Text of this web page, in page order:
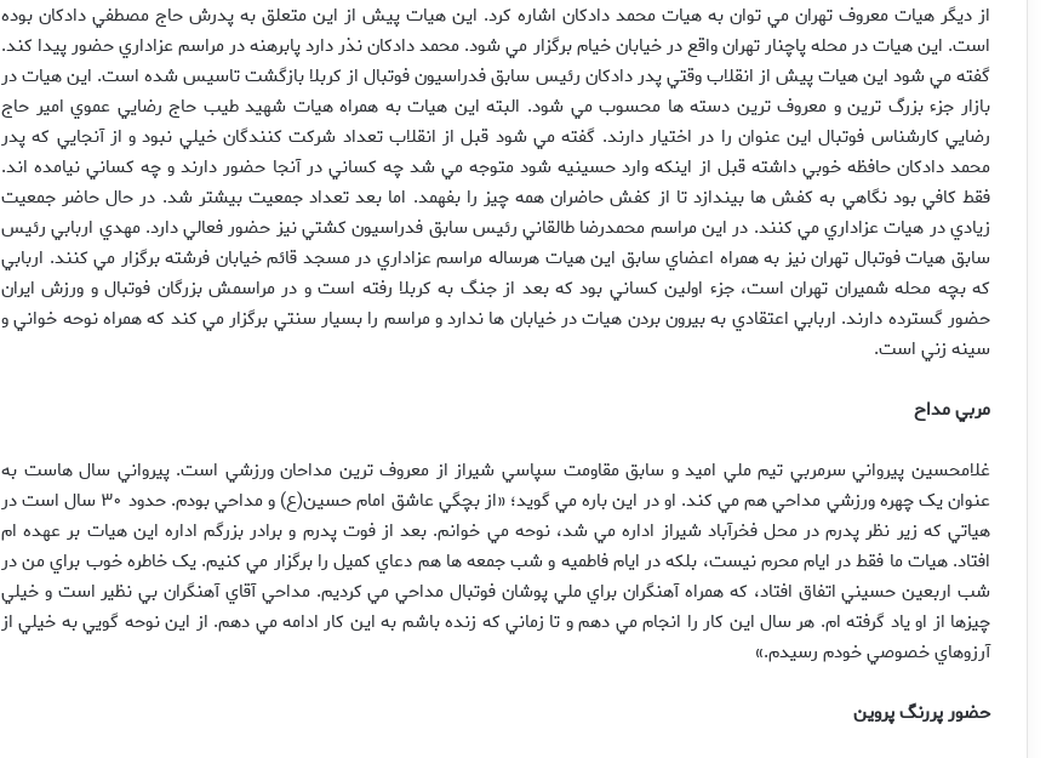
از ديگر هيات معروف تهران مي توان به هيات محمد دادکان اشاره کرد. اين هيات پيش از اين متعلق به پدرش حاج مصطفي دادکان بوده
است. اين هيات در محله پاچنار تهران واقع در خيابان خيام برگزار مي شود. محمد دادکان نذر دارد پابرهنه در مراسم عزاداري حضور پيدا کند.
گفته مي شود اين هيات پيش از انقلاب وقتي پدر دادکان رئيس سابق فدراسيون فوتبال از کربلا بازگشت تاسيس شده است. اين هيات در
بازار جزء بزرگ ترين و معروف ترين دسته ها محسوب مي شود. البته اين هيات به همراه هيات شهيد طيب حاج رضايي عموي امير حاج
رضايي کارشناس فوتبال اين عنوان را در اختيار دارند. گفته مي شود قبل از انقلاب تعداد شرکت کنندگان خيلي نبود و از آنجايي که پدر
محمد دادکان حافظه خوبي داشته قبل از اينکه وارد حسينيه شود متوجه مي شد چه کساني در آنجا حضور دارند و چه کساني نيامده اند.
فقط کافي بود نگاهي به کفش ها بيندازد تا از کفش حاضران همه چيز را بفهمد. اما بعد تعداد جمعيت بيشتر شد. در حال حاضر جمعيت
زيادي در هيات عزاداري مي کنند. در اين مراسم محمدرضا طالقاني رئيس سابق فدراسيون کشتي نيز حضور فعالي دارد. مهدي اربابي رئيس
سابق هيات فوتبال تهران نيز به همراه اعضاي سابق اين هيات هرساله مراسم عزاداري در مسجد قائم خيابان فرشته برگزار مي کنند. اربابي
که بچه محله شميران تهران است، جزء اولين کساني بود که بعد از جنگ به کربلا رفته است و در مراسمش بزرگان فوتبال و ورزش ايران
حضور گسترده دارند. اربابي اعتقادي به بيرون بردن هيات در خيابان ها ندارد و مراسم را بسيار سنتي برگزار مي کند که همراه نوحه خواني و
سينه زني است.
مربي مداح
غلامحسين پيرواني سرمربي تيم ملي اميد و سابق مقاومت سپاسي شيراز از معروف ترين مداحان ورزشي است. پيرواني سال هاست به
عنوان يک چهره ورزشي مداحي هم مي کند. او در اين باره مي گويد؛ «از بچگي عاشق امام حسين(ع) و مداحي بودم. حدود ۳۰ سال است در
هياتي که زير نظر پدرم در محل فخرآباد شيراز اداره مي شد، نوحه مي خوانم. بعد از فوت پدرم و برادر بزرگم اداره اين هيات بر عهده ام
افتاد. هيات ما فقط در ايام محرم نيست، بلکه در ايام فاطميه و شب جمعه ها هم دعاي کميل را برگزار مي کنيم. يک خاطره خوب براي من در
شب اربعين حسيني اتفاق افتاد، که همراه آهنگران براي ملي پوشان فوتبال مداحي مي کرديم. مداحي آقاي آهنگران بي نظير است و خيلي
چيزها از او ياد گرفته ام. هر سال اين کار را انجام مي دهم و تا زماني که زنده باشم به اين کار ادامه مي دهم. از اين نوحه گويي به خيلي از
آرزوهاي خصوصي خودم رسيدم.»
حضور پررنگ پروين